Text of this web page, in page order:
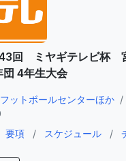
回 ミヤギテレビ杯
団 4年生大会
ットボールセンターほか /
要項 / スケジュール /